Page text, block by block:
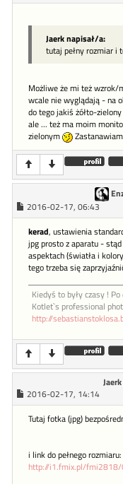
Jaerk napisał/a:
tutaj pełny rozmiar i
Możliwe że mi też
wcale nie wyglądają - na
do tego jakiś żółto-
ale ... też ma moim
zielonym
2016-02-17, 06:43
kerad, ustawienia
jpg prosto z aparatu -
aspektach (światła i
tego trzeba się
Kiedyś to były czasy !
Kotlet`s professional
http://
Jaerk
2016-02-17, 14:14
Tutaj fotka (jpg)
i link do pełnego rozmiaru:
http://i1.fmix.pl/